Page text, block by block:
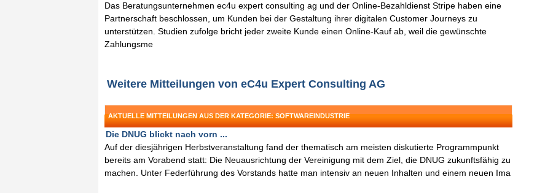
Das Beratungsunternehmen ec4u expert consulting ag und der Online-Bezahldienst Stripe haben eine
Partnerschaft beschlossen, um Kunden bei der Gestaltung ihrer digitalen Customer Journeys zu
unterstützen. Studien zufolge bricht jeder zweite Kunde einen Online-Kauf ab, weil die gewünschte
Zahlungsme
Weitere Mitteilungen von eC4u Expert Consulting AG
AKTUELLE MITTEILUNGEN AUS DER KATEGORIE: SOFTWAREINDUSTRIE
Die DNUG blickt nach vorn ...
Auf der diesjährigen Herbstveranstaltung fand der thematisch am meisten diskutierte Programmpunkt
bereits am Vorabend statt: Die Neuausrichtung der Vereinigung mit dem Ziel, die DNUG zukunftsfähig zu
machen. Unter Federführung des Vorstands hatte man intensiv an neuen Inhalten und einem neuen Ima